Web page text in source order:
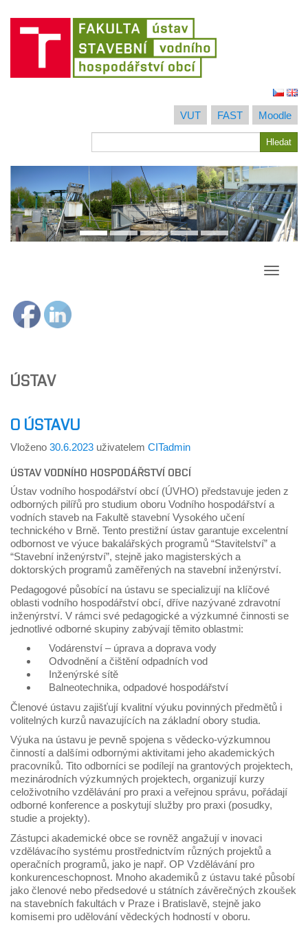
VUT FAST
Moodle
Hledat
ÚSTAV
O ÚSTAVU
Vloženo 30.6.2023 uživatelem CITadmin
ÚSTAV VODNÍHO HOSPODÁŘSTVÍ OBCÍ
Ústav vodního hospodářství obcí (ÚVHO) představuje jeden z
odborných pilířů pro studium oboru Vodního hospodářství a
vodních staveb na Fakultě stavební Vysokého učení
technického v Brně. Tento prestižní ústav garantuje excelentní
odbornost ve výuce bakalářských programů “Stavitelství” a
“Stavební inženýrství”, stejně jako magisterských a
doktorských programů zaměřených na stavební inženýrství.
Pedagogové působící na ústavu se specializují na klíčové
oblasti vodního hospodářství obcí, dříve nazývané zdravotní
inženýrství. V rámci své pedagogické a výzkumné činnosti se
jednotlivé odborné skupiny zabývají těmito oblastmi:
Vodárenství – úprava a doprava vody
Odvodnění a čištění odpadních vod
Inženýrské sítě
Balneotechnika, odpadové hospodářství
Členové ústavu zajišťují kvalitní výuku povinných předmětů i
volitelných kurzů navazujících na základní obory studia.
Výuka na ústavu je pevně spojena s vědecko-výzkumnou
činností a dalšími odbornými aktivitami jeho akademických
pracovníků. Tito odborníci se podílejí na grantových projektech,
mezinárodních výzkumných projektech, organizují kurzy
celoživotního vzdělávání pro praxi a veřejnou správu, pořádají
odborné konference a poskytují služby pro praxi (posudky,
studie a projekty).
Zástupci akademické obce se rovněž angažují v inovaci
vzdělávacího systému prostřednictvím různých projektů a
operačních programů, jako je např. OP Vzdělávání pro
konkurenceschopnost. Mnoho akademiků z ústavu také působí
jako členové nebo předsedové u státních závěrečných zkoušek
na stavebních fakultách v Praze i Bratislavě, stejně jako
komisemi pro udělování vědeckých hodností v oboru.